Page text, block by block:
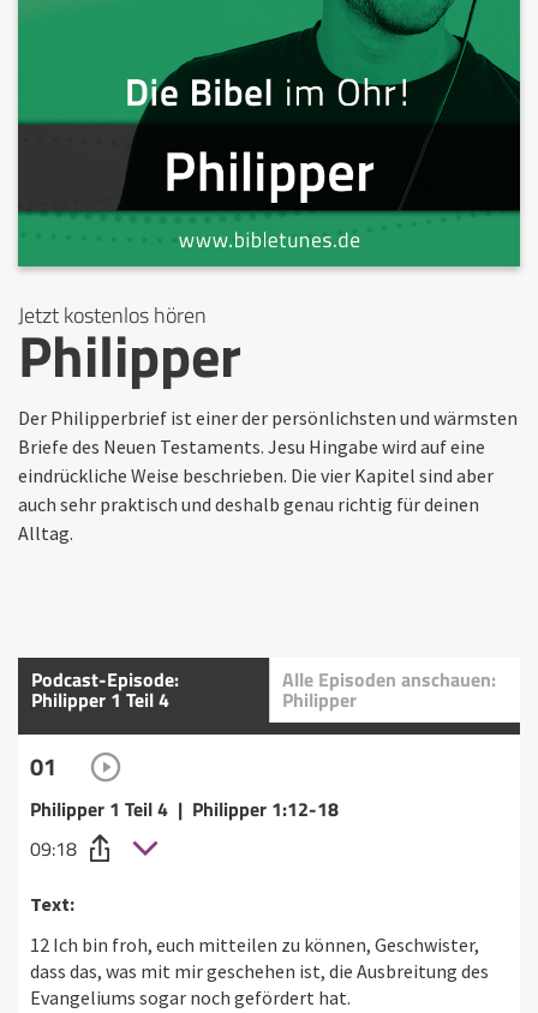
Jetzt kostenlos hören
Philipper
Der Philipperbrief ist einer der persönlichsten und wärmsten
Briefe des Neuen Testaments. Jesu Hingabe wird auf eine
eindrückliche Weise beschrieben. Die vier Kapitel sind aber
auch sehr praktisch und deshalb genau richtig für deinen
Alltag.
Podcast-Episode:
Philipper 1 Teil 4
Alle Episoden anschauen:
Philipper
01
Philipper 1 Teil 4 | Philipper 1:12-18
09:18
Text:
12 Ich bin froh, euch mitteilen zu können, Geschwister,
dass das, was mit mir geschehen ist, die Ausbreitung des
Evangeliums sogar noch gefördert hat.